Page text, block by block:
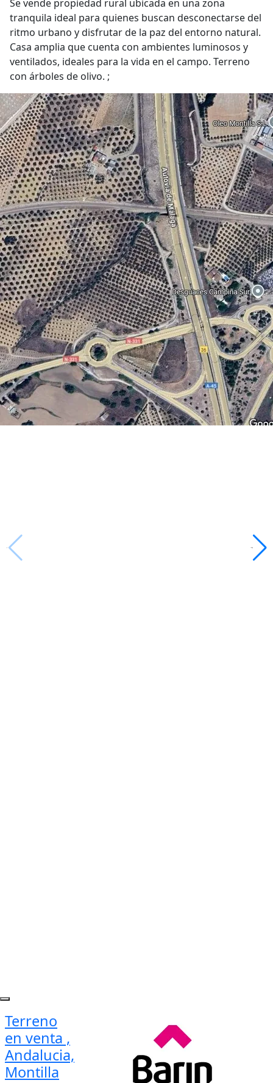
Se vende propiedad rural ubicada en una zona
tranquila ideal para quienes buscan desconectarse del
ritmo urbano y disfrutar de la paz del entorno natural.
Casa amplia que cuenta con ambientes luminosos y
ventilados, ideales para la vida en el campo. Terreno
con árboles de olivo. ;
Terreno
en venta ,
Andalucia,
Montilla